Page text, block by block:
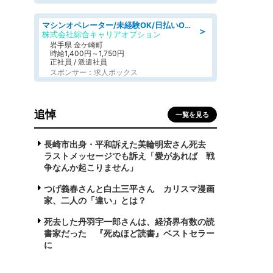
＞
マシンオペレーター/未経験OK/日払いOK/寮完備/交替制/20・30・40代活躍中
株式会社綜合キャリアオプション
岩手県 金ケ崎町
時給1,400円～1,750円
正社員 / 派遣社員
スポンサー：求人ボックス
追悼 一覧を見る
長崎市出身・平和訴えた美輪明宏さん死去
ラストメッセージでも訴え「愛があれば 戦
争なんか起こりません」
つげ義春さんと白土三平さん カリスマ漫画
家、二人の「違い」とは？
死去した丹羽宇一郎さんは、経済界有数の読
書家だった 『死ぬほど読書』ベストセラー
に